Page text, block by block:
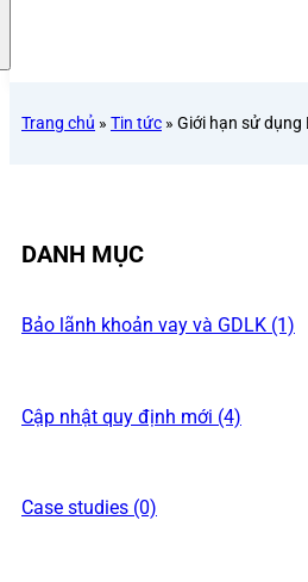
Trang chủ » Tin tức » Giới hạn sử
DANH MỤC
Bảo lãnh khoản vay và GDLK (1)
Cập nhật quy định mới (4)
Case studies (0)